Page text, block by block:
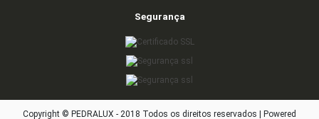
Segurança
Copyright © PEDRALUX - 2018 Todos os direitos reservados | Powered